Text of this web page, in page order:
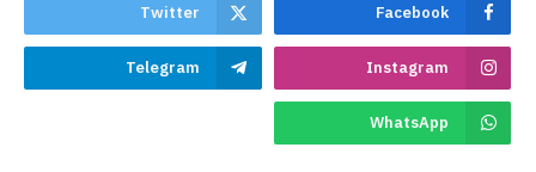
Facebook
Twitter
Instagram
Telegram
WhatsApp